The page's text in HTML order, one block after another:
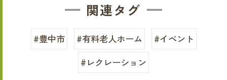
関連タグ
#豊中市 #有料老人ホーム
#イベント
#レクレーション